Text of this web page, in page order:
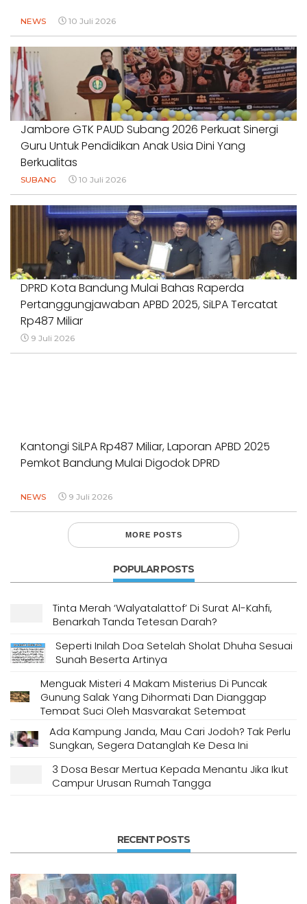
NEWS 10 Juli 2026
Jambore GTK PAUD Subang 2026 Perkuat Sinergi
Guru Untuk Pendidikan Anak Usia Dini Yang
Berkualitas
SUBANG 10 Juli 2026
DPRD Kota Bandung Mulai Bahas Raperda
Pertanggungjawaban APBD 2025, SiLPA Tercatat
Rp487 Miliar
9 Juli 2026
Kantongi SiLPA Rp487 Miliar, Laporan APBD 2025
Pemkot Bandung Mulai Digodok DPRD
NEWS 9 Juli 2026
MORE POSTS
POPULAR POSTS
Tinta Merah ‘Walyatalattof’ Di Surat Al-Kahfi,
Benarkah Tanda Tetesan Darah?
Seperti Inilah Doa Setelah Sholat Dhuha Sesuai
Sunah Beserta Artinya
Menguak Misteri 4 Makam Misterius Di Puncak
Gunung Salak Yang Dihormati Dan Dianggap
Tempat Suci Oleh Masyarakat Setempat
Ada Kampung Janda, Mau Cari Jodoh? Tak Perlu
Sungkan, Segera Datanglah Ke Desa Ini
3 Dosa Besar Mertua Kepada Menantu Jika Ikut
Campur Urusan Rumah Tangga
RECENT POSTS